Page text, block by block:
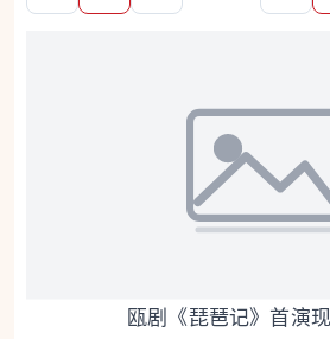
瓯剧《琵琶记》首演现